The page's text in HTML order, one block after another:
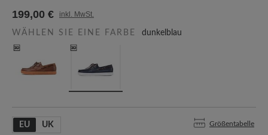
199,00 € inkl. MwSt.
WÄHLEN SIE EINE FARBE dunkelblau
EU UK Größentabelle